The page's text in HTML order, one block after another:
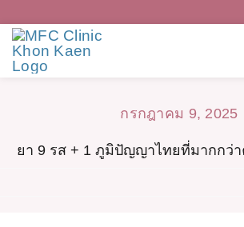
to
content
กรกฎาคม 9, 2025
ยา 9 รส + 1 ภูมิปัญญาไทยที่มากกว่า